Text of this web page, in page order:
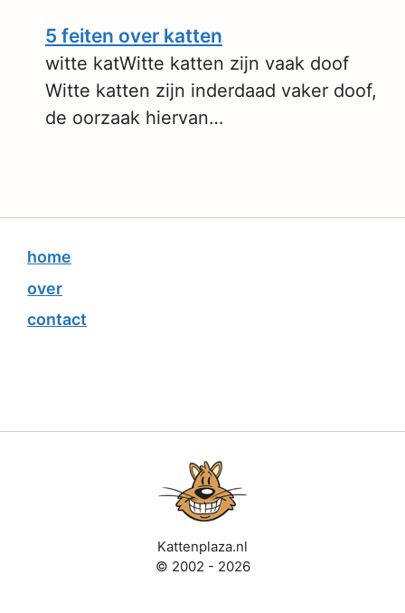
5 feiten over katten
witte katWitte katten zijn vaak doof
Witte katten zijn inderdaad vaker doof,
de oorzaak hiervan…
home
over
contact
Kattenplaza.nl
© 2002 - 2026